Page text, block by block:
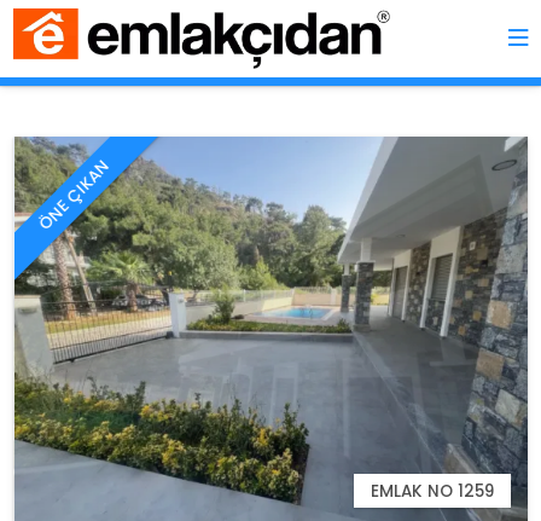
ÖNE ÇIKAN
EMLAK NO 1259